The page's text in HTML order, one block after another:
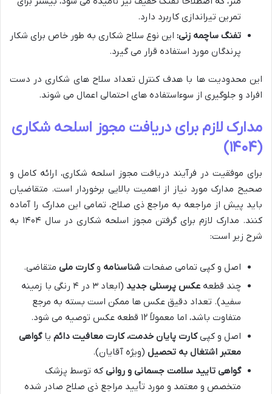
تمرین تیراندازی کاربرد دارد.
تفنگ ساچمه زنی: این نوع سلاح شکاری به طور خاص برای شکار
پرندگان مورد استفاده قرار می گیرد.
این محدودیت ها با هدف کنترل تعداد سلاح های شکاری در دست
افراد و جلوگیری از سوءاستفاده های احتمالی اعمال می شوند.
مدارک لازم برای دریافت مجوز اسلحه شکاری
(۱۴۰۴)
برای موفقیت در فرآیند دریافت مجوز اسلحه شکاری، ارائه کامل و
صحیح مدارک مورد نیاز از اهمیت بالایی برخوردار است. متقاضیان
باید پیش از مراجعه به مراجع ذی صلاح، تمامی این مدارک را آماده
کنند. مدارک لازم برای گرفتن مجوز اسلحه شکاری در سال ۱۴۰۴ به
شرح زیر است:
اصل و کپی تمامی صفحات شناسنامه وکارت ملی متقاضی.
چند قطعه عکس پرسنلی جدید
(ابعاد ۳ در ۴ رنگی با زمینه
سفید). تعداد دقیق عکس ها ممکن است بسته به مرجع
متفاوت باشد، اما معمولاً ۱۲ قطعه عکس توصیه می شود.
اصل و کپیکارت پایان خدمت، کارت معافیت دائم یاگواهی
معتبر اشتغال به تحصیل (ویژه آقایان).
گواهی تایید سلامت جسمانی و روانی که توسط پزشک
متخصص و معتمد و مورد تأیید مراجع ذی صلاح صادر شده